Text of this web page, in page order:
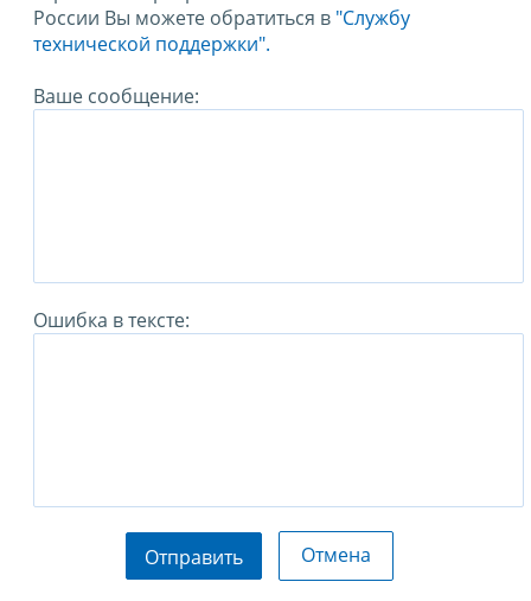
России Вы можете обратиться в "Службу
технической поддержки".
Ваше сообщение:
Ошибка в тексте:
Отправить Отмена